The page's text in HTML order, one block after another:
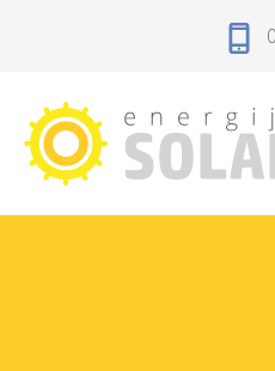
Projekti
Sončne elektrarne